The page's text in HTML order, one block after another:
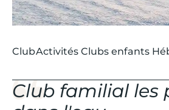
ClubActivités Clubs enfants
Club familial les